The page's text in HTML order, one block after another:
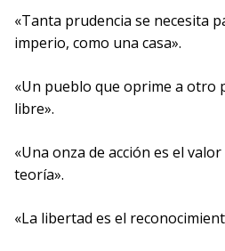
«Tanta prudencia se necesita
imperio, como una casa».
«Un pueblo que oprime a otro
libre».
«Una onza de acción es el
teoría».
«La libertad es el